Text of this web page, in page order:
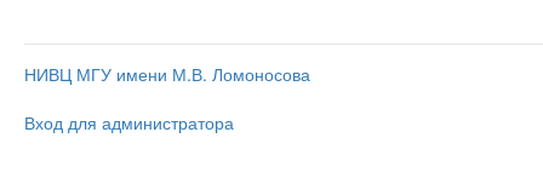
НИВЦ МГУ имени М.В. Ломоносова
Вход для администратора